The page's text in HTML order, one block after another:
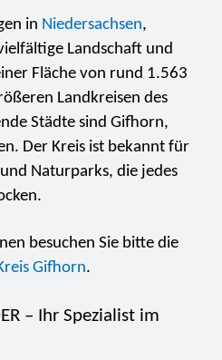
in Niedersachsen,
Landschaft und
Fläche von rund 1.563
Landkreisen des
Städte sind Gifhorn,
Der Kreis ist bekannt für
Naturparks, die jedes
besuchen Sie bitte die
Gifhorn.
– Ihr Spezialist im